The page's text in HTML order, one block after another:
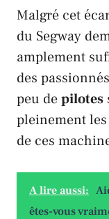
Malgré cet
du Segway
amplement
des
peu depilotes
pleinement les
de ces
A lire aussi:
êtes-vous